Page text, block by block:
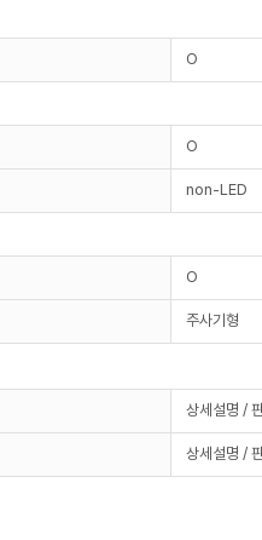
O
O
non-LED
O
주사기형
상세설명 /
상세설명 /